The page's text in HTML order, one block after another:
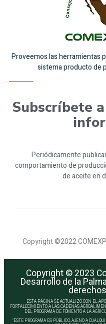
Proveemos las herramientas
sistema producto de
Subscríbete
Periódicamente
comportamiento de
de aceite en
Copyright ©2022
Copyright © 2023
Desarrollo de la
ESTA PÁGINA SE ACTUALIZÓ CON EL
FORTALECIMIENTO A LAS CADENAS
DEL PROGRAMA DE FOMENTO A LA
“ESTE PROGRAMA ES PÚBLICO, AJENO A